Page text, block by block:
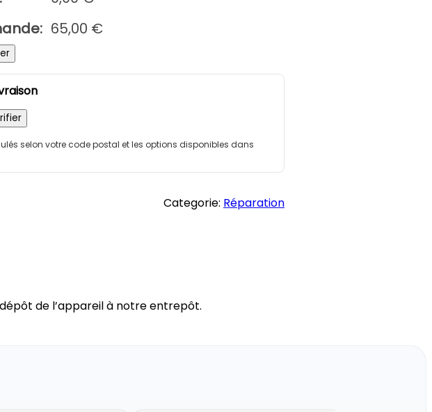
65,00 €
selon votre code postal et les options disponibles dans
Categorie: Réparation
de l’appareil à notre entrepôt.